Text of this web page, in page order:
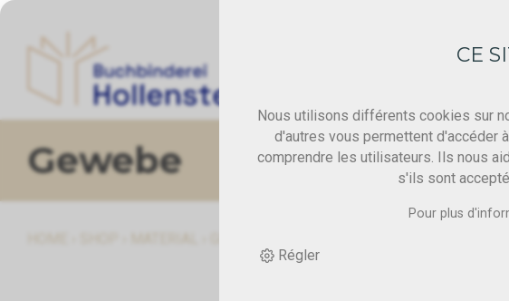
Gewebe
RESTPOSTEN OFFENES GEWEBE:
CE
Nous utilisons différents cookies sur
d'autres vous permettent d'accéder
comprendre les utilisateurs. Ils nous
s'ils sont
Pour plus
Régler